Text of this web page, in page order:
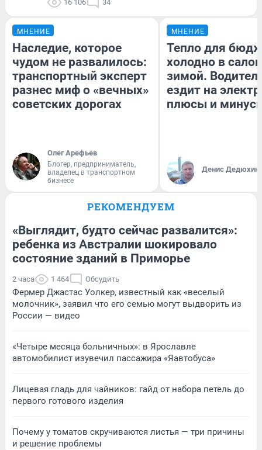
16 106 34
МНЕНИЕ
Наследие, которое
чудом не развалилось:
транспортный эксперт
разнес миф о «вечных»
советских дорогах
Олег Арефьев
Блогер, предприниматель,
владелец в транспортном
бизнесе
МНЕНИЕ
Тепло для
холодно в
зимой.
ездит на
плюсы и
Денис Дедюхин
РЕКОМЕНДУЕМ
«Выглядит, будто сейчас развалится»:
ребенка из Австралии шокировало
состояние зданий в Приморье
2 часа 1 464 Обсудить
Фермер Джастас Уолкер, известный как «веселый
молочник», заявил что его семью могут выдворить из
России — видео
«Четыре месяца больничных»: в Ярославле
автомобилист изувечил пассажира «Яавтобуса»
Лицевая гладь для чайников: гайд от набора петель до
первого готового изделия
Почему у томатов скручиваются листья — три причины
и решение проблемы